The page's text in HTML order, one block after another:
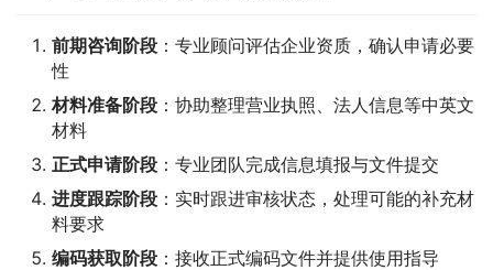
前期咨询阶段 ：专业顾问评估企业资质，确认申请必要
性
材料准备阶段 ：协助整理营业执照、法人信息等中英文
材料
正式申请阶段 ：专业团队完成信息填报与文件提交
进度跟踪阶段 ：实时跟进审核状态，处理可能的补充材
料要求
编码获取阶段 ：接收正式编码文件并提供使用指导